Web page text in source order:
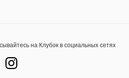
на Клубок в социальных сетях